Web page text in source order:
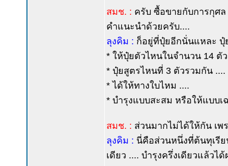
สมช. : ครับ ซื้อขายกับการกุศ
คำแนะนำด้วยครับ....
ลุงคิม : ก็อยู่ที่ปุ๋ยอีกนั่นแหละ ปุ๋
* ให้ปุ๋ยตัวไหนในจำนวน 14 ตั
* ปุ๋ยสูตรไหนที่ 3 ตัวรวมกัน ....
* ได้ให้ทางใบไหม ....
* บำรุงแบบสะสม หรือให้แบบเ
สมช. : ส่วนมากไม่ได้ให้กัน เพ
ลุงคิม : นี่คือส่วนหนึ่งที่ต้นทุเรี
เดียว .... บำรุงครึ่งเดียวแล้วไ